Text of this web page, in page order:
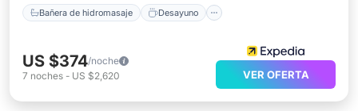
Bañera de hidromasaje Desayuno
US $374/noche
7 noches - US $2,620 VER OFERTA